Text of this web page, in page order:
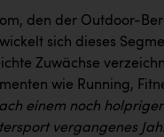
den der Outdoor-
sich dieses
Zuwächse
wie Running,
einem noch
vergangenes